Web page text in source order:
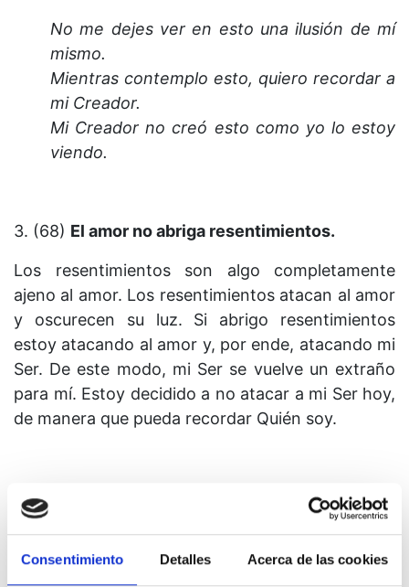
Consentimiento Detalles Acerca de las cookies
No me dejes ver en esto una ilusión de mí
mismo.
Mientras contemplo esto, quiero recordar a
mi Creador.
Mi Creador no creó esto como yo lo estoy
viendo.
3. (68) El amor no abriga resentimientos.
Los resentimientos son algo completamente
ajeno al amor. Los resentimientos atacan al amor
y oscurecen su luz. Si abrigo resentimientos
estoy atacando al amor y, por ende, atacando mi
Ser. De este modo, mi Ser se vuelve un extraño
para mí. Estoy decidido a no atacar a mi Ser hoy,
de manera que pueda recordar Quién soy.
4. Estas variaciones de la idea te resultarán útiles
para las aplicaciones concretas: